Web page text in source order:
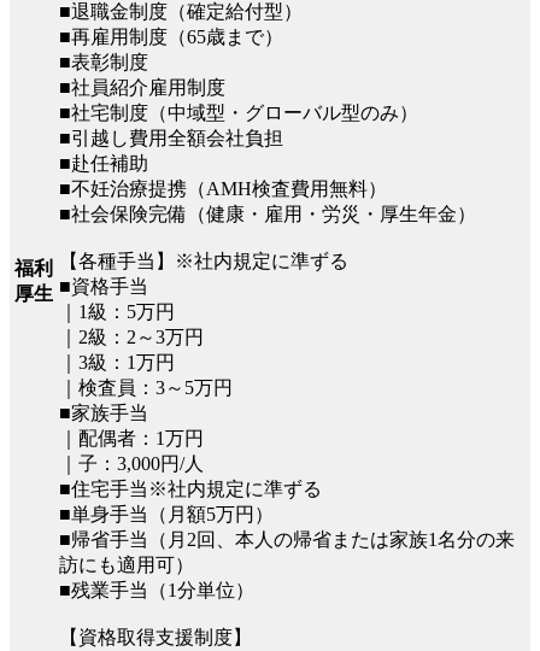
福利
厚生
■退職金制度（確定給付型）
■再雇用制度（65歳まで）
■表彰制度
■社員紹介雇用制度
■社宅制度（中域型・グローバル型のみ）
■引越し費用全額会社負担
■赴任補助
■不妊治療提携（AMH検査費用無料）
■社会保険完備（健康・雇用・労災・厚生年金）
【各種手当】※社内規定に準ずる
■資格手当
｜1級：5万円
｜2級：2～3万円
｜3級：1万円
｜検査員：3～5万円
■家族手当
｜配偶者：1万円
｜子：3,000円/人
■住宅手当※社内規定に準ずる
■単身手当（月額5万円）
■帰省手当（月2回、本人の帰省または家族1名分の来
訪にも適用可）
■残業手当（1分単位）
【資格取得支援制度】